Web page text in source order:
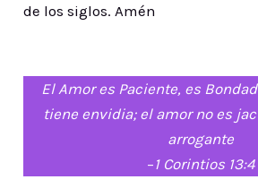
de los siglos. Amén
El Amor es Paciente, es
tiene envidia; el amor no es
arrogante
– 1 Corintios 13:4